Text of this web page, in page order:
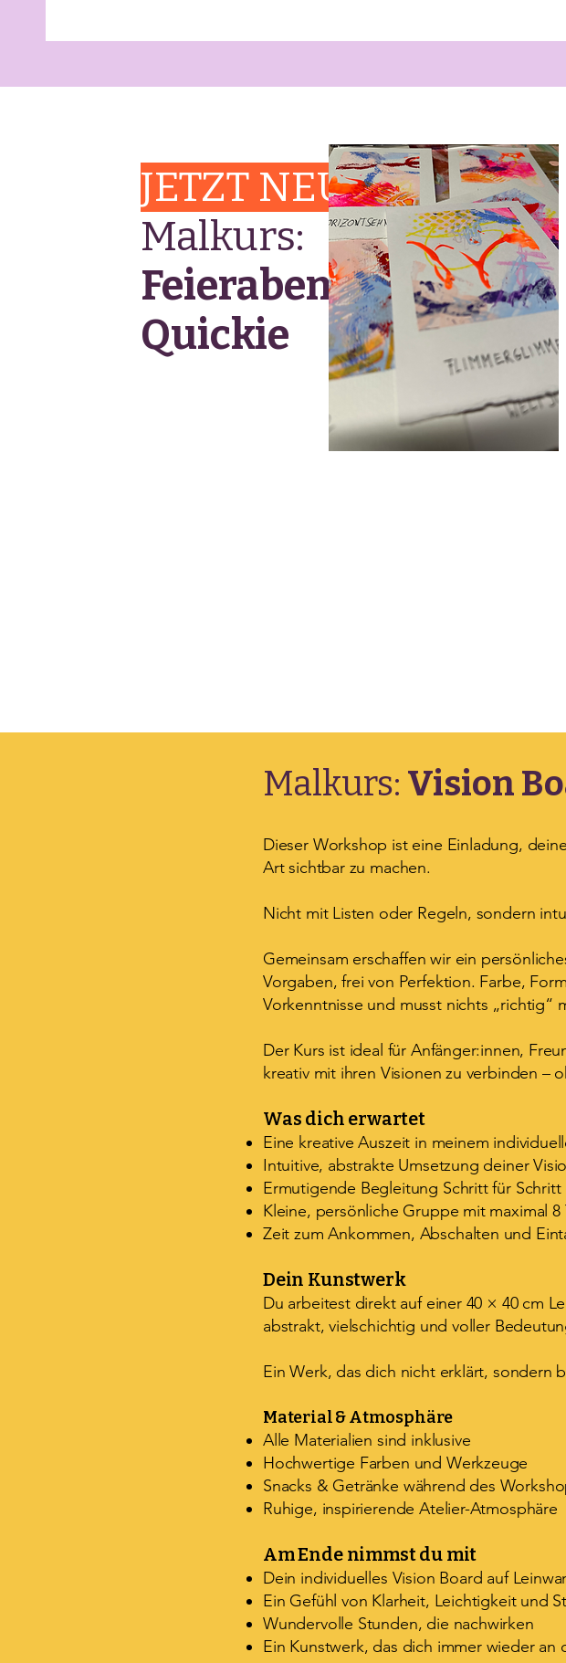
JETZT NEU
Malkurs:
Feierabend-
Quickie
Malkurs: Vision
Dieser Workshop ist eine Einladung,
Art sichtbar zu machen.
Nicht mit Listen oder Regeln, sondern
Gemeinsam erschaffen wir ein
Vorgaben, frei von Perfektion. Farbe,
Vorkenntnisse und musst nichts „richtig“
Der Kurs ist ideal für Anfänger:innen,
kreativ mit ihren Visionen zu verbinden –
Was dich erwartet
Eine kreative Auszeit in meinem
Intuitive, abstrakte Umsetzung deiner
Ermutigende Begleitung Schritt für Schritt
Kleine, persönliche Gruppe mit maximal 8
Zeit zum Ankommen, Abschalten und
Dein Kunstwerk
Du arbeitest direkt auf einer 40 × 40 cm
abstrakt, vielschichtig und voller
Ein Werk, das dich nicht erklärt, sondern
Material & Atmosphäre
Alle Materialien sind inklusive
Hochwertige Farben und Werkzeuge
Snacks & Getränke während des
Ruhige, inspirierende Atelier-Atmosphäre
Am Ende nimmst du mit
Dein individuelles Vision Board auf
Ein Gefühl von Klarheit, Leichtigkeit und
Wundervolle Stunden, die nachwirken
Ein Kunstwerk, das dich immer wieder an